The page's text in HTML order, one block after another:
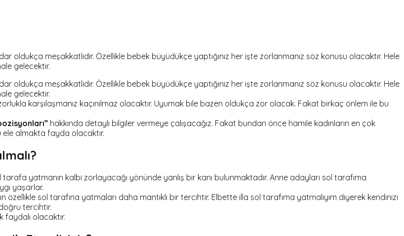
oldukça meşakkatlidir. Özellikle bebek büyüdükçe yaptığınız her işte zorlanmanız söz konusu olacaktır. Hele
gelecektir.
oldukça meşakkatlidir. Özellikle bebek büyüdükçe yaptığınız her işte zorlanmanız söz konusu olacaktır. Hele
gelecektir.
karşılaşmanız kaçınılmaz olacaktır. Uyumak bile bazen oldukça zor olacak. Fakat birkaç önlem ile bu
hakkında detaylı bilgiler vermeye çalışacağız. Fakat bundan önce hamile kadınların en çok
ele almakta fayda olacaktır.
yatmanın kalbi zorlayacağı yönünde yanlış bir kanı bulunmaktadır. Anne adayları sol tarafıma
yaşarlar.
özellikle sol tarafına yatmaları daha mantıklı bir tercihtir. Elbette illa sol tarafıma yatmalıyım diyerek kendinizi
tercihtir.
faydalı olacaktır.